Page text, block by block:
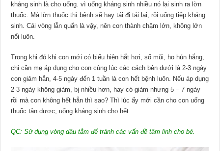
kháng sinh là cho uống. vì uống kháng sinh nhiều nó lại sinh ra lờn
thuốc. Mà lờn thuốc thì bệnh sẽ hay tái đi tái lại, rồi uống tiếp kháng
sinh. Cái vòng lẫn quẩn là vậy, nên con thành chậm lớn, không lớn
nổi luôn.
Trong khi đó khi con mới có biểu hiện hắt hơi, sổ mũi, ho hún hắng,
chỉ cần mẹ áp dụng cho con cùng lúc các cách bên dưới là 2-3 ngày
con giảm hẳn, 4-5 ngày đến 1 tuần là con hết bệnh luôn. Nếu áp dụng
2-3 ngày không giảm, bị nhiều hơn, hay có giảm nhưng 5 – 7 ngày
rồi mà con không hết hẳn thì sao? Thì lúc ấy mới cần cho con uống
thuốc tân dược, uống kháng sinh cho hết.
QC: Sử dụngvòng dâu tằm để tránh các vấn đề tâm linh cho bé.